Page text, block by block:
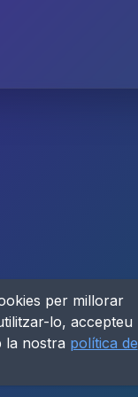
per millorar
lo, accepteu
la nostra política de